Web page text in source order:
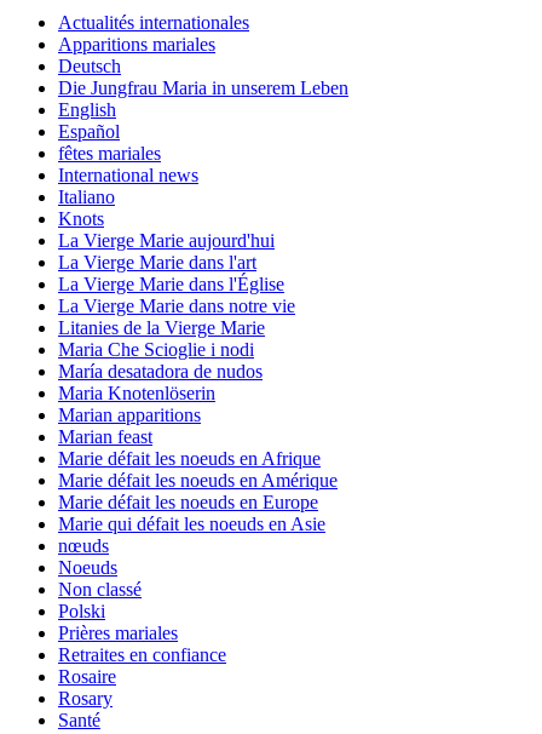
Actualités internationales
Apparitions mariales
Deutsch
Die Jungfrau Maria in unserem Leben
English
Español
fêtes mariales
International news
Italiano
Knots
La Vierge Marie aujourd'hui
La Vierge Marie dans l'art
La Vierge Marie dans l'Église
La Vierge Marie dans notre vie
Litanies de la Vierge Marie
Maria Che Scioglie i nodi
María desatadora de nudos
Maria Knotenlöserin
Marian apparitions
Marian feast
Marie défait les noeuds en Afrique
Marie défait les noeuds en Amérique
Marie défait les noeuds en Europe
Marie qui défait les noeuds en Asie
nœuds
Noeuds
Non classé
Polski
Prières mariales
Retraites en confiance
Rosaire
Rosary
Santé